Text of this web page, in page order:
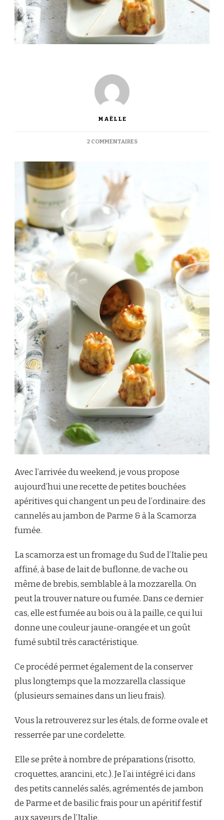
MAËLLE
2 COMMENTAIRESSUR
PARME
SCAMORZA
Avec l’arrivée du weekend, je vous propose
aujourd’hui une recette de petites bouchées
apéritives qui changent un peu de l’ordinaire: des
cannelés au jambon de Parme & à la Scamorza
fumée.
La scamorza est un fromage du Sud de l’Italie peu
affiné, à base de lait de buflonne, de vache ou
même de brebis, semblable à la mozzarella. On
peut la trouver nature ou fumée. Dans ce dernier
cas, elle est fumée au bois ou à la paille, ce qui lui
donne une couleur jaune-orangée et un goût
fumé subtil très caractéristique.
Ce procédé permet également de la conserver
plus longtemps que la mozzarella classique
(plusieurs semaines dans un lieu frais).
Vous la retrouverez sur les étals, de forme ovale et
resserrée par une cordelette.
Elle se prête à nombre de préparations (risotto,
croquettes, arancini, etc.). Je l’ai intégré ici dans
des petits cannelés salés, agrémentés de jambon
de Parme et de basilic frais pour un apéritif festif
aux saveurs de l’Italie.